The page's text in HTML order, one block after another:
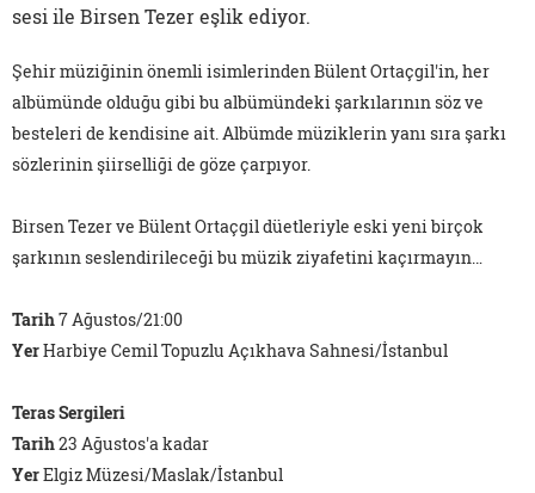
sesi ile Birsen Tezer eşlik ediyor.
Şehir müziğinin önemli isimlerinden Bülent Ortaçgil'in, her
albümünde olduğu gibi bu albümündeki şarkılarının söz ve
besteleri de kendisine ait. Albümde müziklerin yanı sıra şarkı
sözlerinin şiirselliği de göze çarpıyor.
Birsen Tezer ve Bülent Ortaçgil düetleriyle eski yeni birçok
şarkının seslendirileceği bu müzik ziyafetini kaçırmayın…
Tarih7 Ağustos/21:00
YerHarbiye Cemil Topuzlu Açıkhava Sahnesi/İstanbul
Teras Sergileri
Tarih23 Ağustos'a kadar
YerElgiz Müzesi/Maslak/İstanbul